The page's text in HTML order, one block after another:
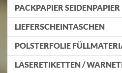
PACKPAPIER SEIDENPAPIER
LIEFERSCHEINTASCHEN
POLSTERFOLIE
LASERETIKETTEN /